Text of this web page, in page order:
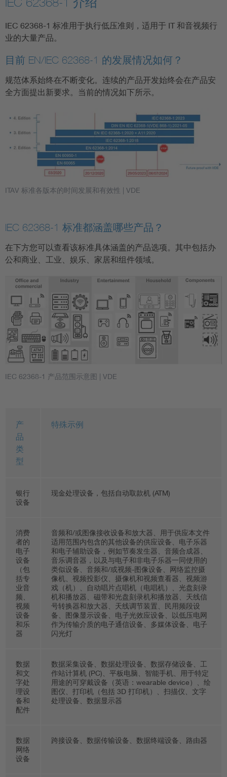
IEC 62368-1 标准用于执行低压准则，适用于 IT 和音视频行
业的大量产品。
目前 EN/IEC 62368-1 的发展情况如何？
规范体系始终在不断变化。连续的产品开发始终会在产品安
全方面提出新要求。当前的情况如下所示。
ITAV 标准各版本的时间发展和有效性 | VDE
IEC 62368-1 标准都涵盖哪些产品？
在下方您可以查看该标准具体涵盖的产品选项。其中包括办
公和商业、工业、娱乐、家居和组件领域。
IEC 62368-1 产品范围示意图 | VDE
产
品
类
型
特殊示例
银行
设备
现金处理设备，包括自动取款机 (ATM)
消费
者的
电子
设备
（包
括专
业音
频、
视频
设备
和乐
器
音频和/或图像接收设备和放大器、用于供应本文件
适用范围内包含的其他设备的供应设备、电子乐器
和电子辅助设备，例如节奏发生器、音频合成器、
音乐调音器，以及与电子和非电子乐器一同使用的
类似设备、音频和/或视频-图像设备、网络监控摄
像机、视频投影仪、摄像机和视频查看器、视频游
戏（机）、自动唱片点唱机（电唱机）、光盘刻录
机和播放器、磁带和光盘刻录机和播放器、天线信
号转换器和放大器、天线调节装置、民用频段设
备、图像显示设备、电子光效应设备、以低压电网
作为传输介质的电子通信设备、多媒体设备、电子
闪光灯
数据
和文
字处
理设
备和
配件
数据采集设备、数据处理设备、数据存储设备、工
作站计算机 (PC)、平板电脑、智能手机、用于特定
用途的可穿戴设备（英语：wearable device）、绘
图仪、打印机（包括 3D 打印机）、扫描仪、文字
处理设备、数据显示器
数据
网络
设备
跨接设备、数据传输设备、数据终端设备、路由器